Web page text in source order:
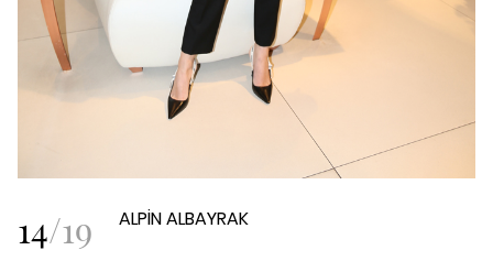
14/19 ALPİN ALBAYRAK